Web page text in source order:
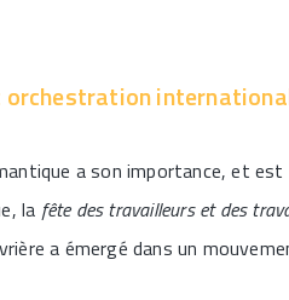
a son importance, et
la fête des travailleurs et des
a émergé dans un